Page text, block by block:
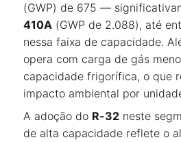
(GWP) de 675 —
410A (GWP de 2.088), até
nessa faixa de capacidade.
opera com carga de gás
capacidade frigorífica, o que
impacto ambiental por
A adoção do R-32 neste
de alta capacidade reflete o